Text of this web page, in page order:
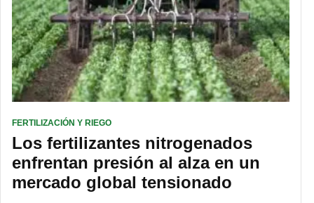
FERTILIZACIÓN Y RIEGO
Los fertilizantes nitrogenados
enfrentan presión al alza en un
mercado global tensionado